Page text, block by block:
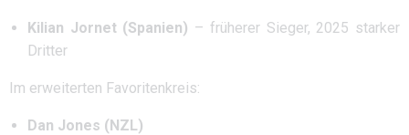
Kilian Jornet (Spanien) – früherer Sieger, 2025 starker
Dritter
Im erweiterten Favoritenkreis:
Dan Jones (NZL)